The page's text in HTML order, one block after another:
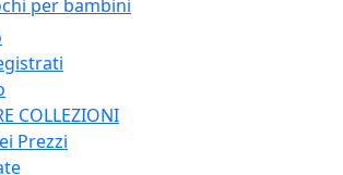
per bambini
COLLEZIONI
Prezzi